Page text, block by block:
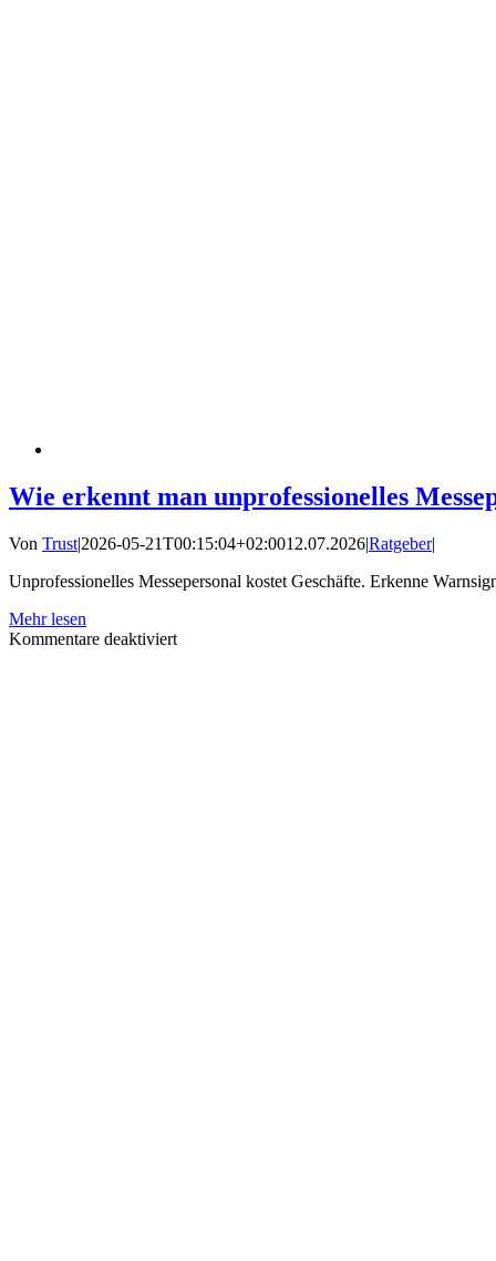
Wie erkennt man unprofessionelles
Von Trust|2026-05-21T00:15:04+02:0012.07.2026|Ratgeber|
Unprofessionelles Messepersonal kostet Geschäfte. Erkenne
Mehr lesen
Kommentare deaktiviertfür